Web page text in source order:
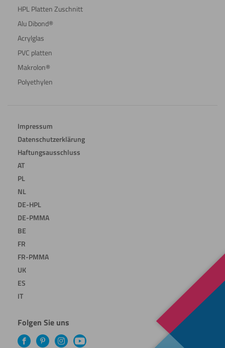
HPL Platten Zuschnitt
Alu Dibond®
Acrylglas
PVC platten
Makrolon®
Polyethylen
Impressum
Datenschutzerklärung
Haftungsausschluss
AT
PL
NL
DE-HPL
DE-PMMA
BE
FR
FR-PMMA
UK
ES
IT
Folgen Sie uns